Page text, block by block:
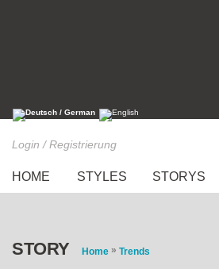
Login / Registrierung
HOME STYLES STORYS
STORY Home » Trends